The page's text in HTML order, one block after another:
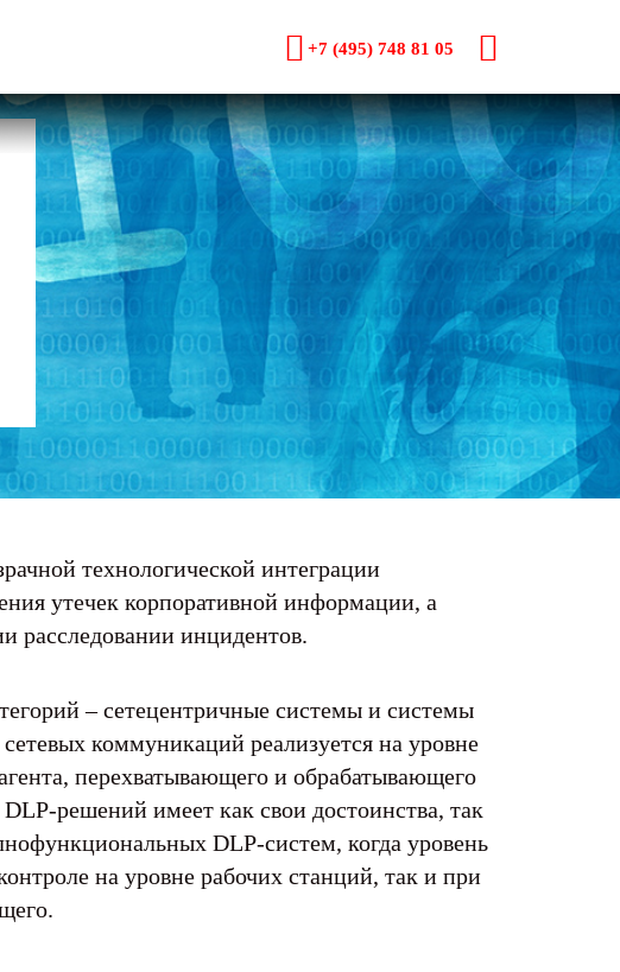
+7 (495) 748 81 05
технологической интеграции
утечек корпоративной информации, а
расследовании инцидентов.
– сетецентричные системы и системы
коммуникаций реализуется на уровне
перехватывающего и обрабатывающего
решений имеет как свои достоинства, так
DLP-систем, когда уровень
на уровне рабочих станций, так и при